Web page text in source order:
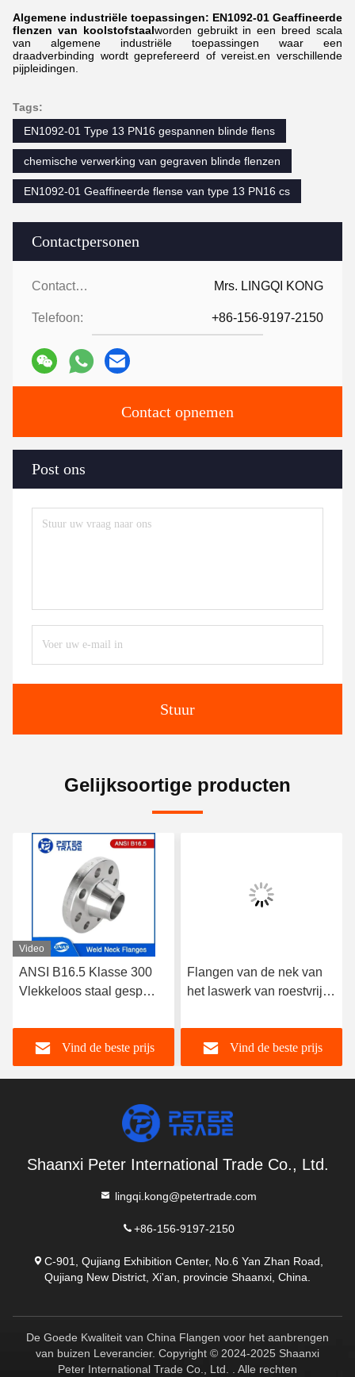
Contactpersonen
Contactpersonen: Mrs. LINGQI KONG
Telefoon: +86-156-9197-2150
Contact opnemen
Post ons
Stuur
Algemene industriële toepassingen: EN1092-01 Geaffineerde
flenzen van koolstofstaalworden gebruikt in een breed scala
van algemene industriële toepassingen waar een
draadverbinding wordt geprefereerd of vereist.en verschillende
pijpleidingen.
Tags:
EN1092-01 Type 13 PN16 gespannen blinde flens
chemische verwerking van gegraven blinde flenzen
EN1092-01 Geaffineerde flense van type 13 PN16 cs
Gelijksoortige producten
Video
ANSI B16.5 Klasse 300
Vlekkeloos staal gesp
304/316L WNRF
Verhoogd gezicht en plat
gezicht
Vind de beste prijs
Flangen van de nek van
het laswerk van roestvrij
WNRF
Vind de beste prijs
Shaanxi Peter International Trade Co., Ltd.
lingqi.kong@petertrade.com
+86-156-9197-2150
C-901, Qujiang Exhibition Center, No.6 Yan Zhan Road,
Qujiang New District, Xi'an, provincie Shaanxi, China.
De Goede Kwaliteit van China Flangen voor het aanbrengen
van buizen Leverancier. Copyright © 2024-2025 Shaanxi
Peter International Trade Co., Ltd. . Alle rechten